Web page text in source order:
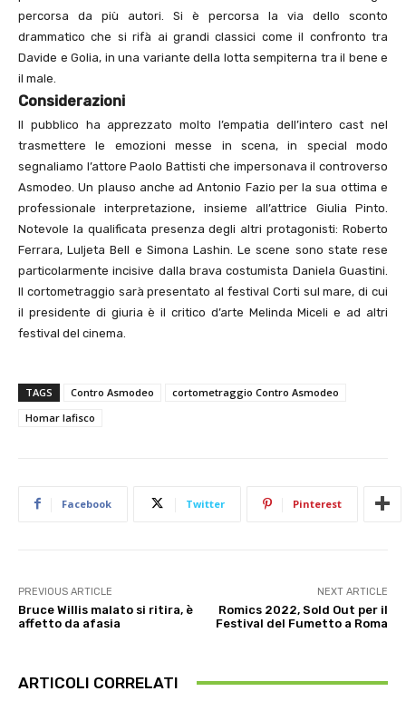
percorsa da più autori. Si è percorsa la via dello sconto
drammatico che si rifà ai grandi classici come il confronto tra
Davide e Golia, in una variante della lotta sempiterna tra il bene e
il male.
Considerazioni
Il pubblico ha apprezzato molto l’empatia dell’intero cast nel
trasmettere le emozioni messe in scena, in special modo
segnaliamo l’attore Paolo Battisti che impersonava il controverso
Asmodeo. Un plauso anche ad Antonio Fazio per la sua ottima e
professionale interpretazione, insieme all’attrice Giulia Pinto.
Notevole la qualificata presenza degli altri protagonisti: Roberto
Ferrara, Luljeta Bell e Simona Lashin. Le scene sono state rese
particolarmente incisive dalla brava costumista Daniela Guastini.
Il cortometraggio sarà presentato al festival Corti sul mare, di cui
il presidente di giuria è il critico d’arte Melinda Miceli e ad altri
festival del cinema.
TAGS Contro Asmodeo
cortometraggio Contro Asmodeo
Homar Iafisco
Facebook Twitter Pinterest
PREVIOUS ARTICLE
Bruce Willis malato si ritira, è
affetto da afasia
NEXT ARTICLE
Romics 2022, Sold Out per il
Festival del Fumetto a Roma
ARTICOLI CORRELATI